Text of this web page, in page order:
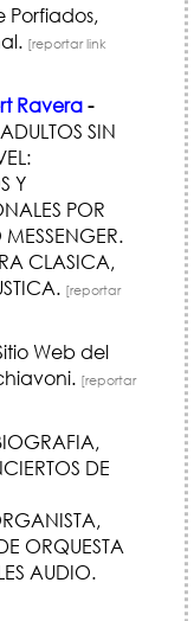
[reportar link
Ravera-
SIN
Y
POR
CLASICA,
[reportar
Web del
[reportar
DE
ORQUESTA
AUDIO.